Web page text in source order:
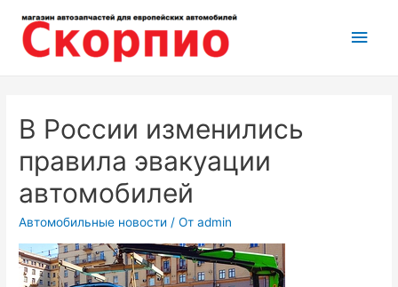
содержимому
В России изменились
правила эвакуации
автомобилей
Автомобильные новости / От admin